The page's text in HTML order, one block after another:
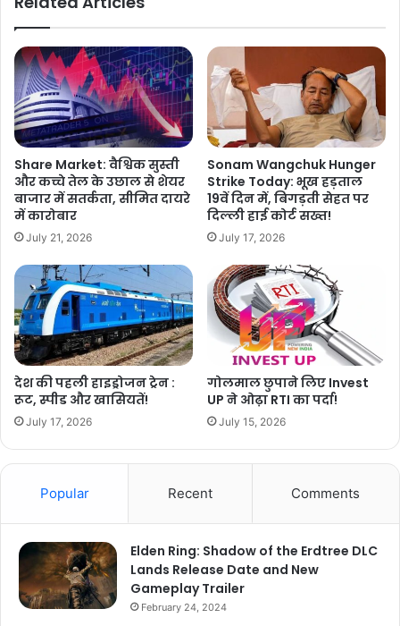
Share Market: वैश्विक सुस्ती
और कच्चे तेल के उछाल से शेयर
बाजार में सतर्कता, सीमित दायरे
में कारोबार
July 21, 2026
Sonam Wangchuk Hunger
Strike Today: भूख हड़ताल
19वें दिन में, बिगड़ती सेहत पर
दिल्ली हाई कोर्ट सख्त!
July 17, 2026
देश की पहली हाइड्रोजन ट्रेन :
रूट, स्पीड और खासियतें!
July 17, 2026
गोलमाल छुपाने लिए Invest
UP ने ओढ़ा RTI का पर्दा!
July 15, 2026
Popular Recent Comments
Elden Ring: Shadow of the Erdtree DLC
Lands Release Date and New
Gameplay Trailer
February 24, 2024